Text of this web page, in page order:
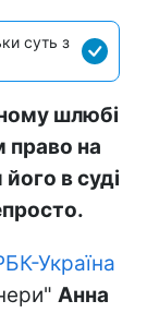
суть з
шлюбі
право на
в суді
Україна
Анна